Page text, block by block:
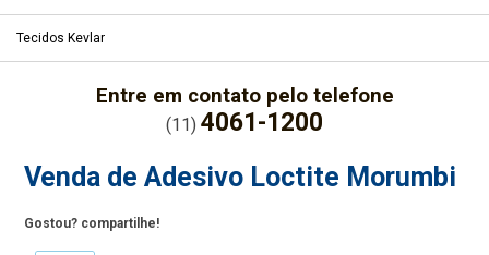
Tecidos Kevlar
Entre em contato pelo telefone
(11) 4061-1200
Venda de Adesivo Loctite Morumbi
Gostou? compartilhe!